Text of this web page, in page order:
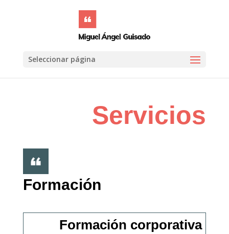
Seleccionar página
Servicios
Formación
Formación corporativa